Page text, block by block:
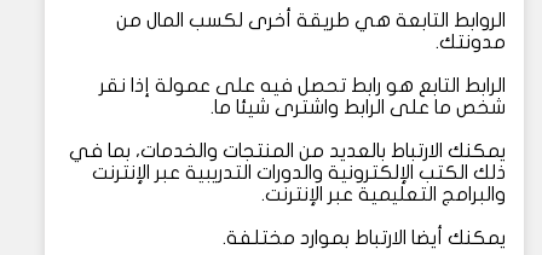
الروابط التابعة هي طريقة أخرى لكسب المال من
مدونتك.
الرابط التابع هو رابط تحصل فيه على عمولة إذا نقر
شخص ما على الرابط واشترى شيئا ما.
يمكنك الارتباط بالعديد من المنتجات والخدمات، بما في
ذلك الكتب الإلكترونية والدورات التدريبية عبر الإنترنت
والبرامج التعليمية عبر الإنترنت.
يمكنك أيضا الارتباط بموارد مختلفة.